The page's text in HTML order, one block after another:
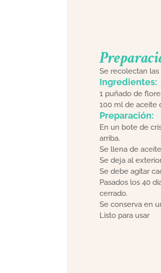
Se recolectan
Ingredientes:
1 puñado de
100 ml de aceite
Preparación:
En un bote de
arriba.
Se llena de
Se deja al
Se debe agitar
Pasados ​​los 40
cerrado.
Se conserva en
Listo para usar